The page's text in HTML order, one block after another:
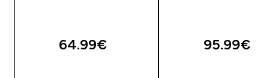
64.99€‎ 95.99€‎